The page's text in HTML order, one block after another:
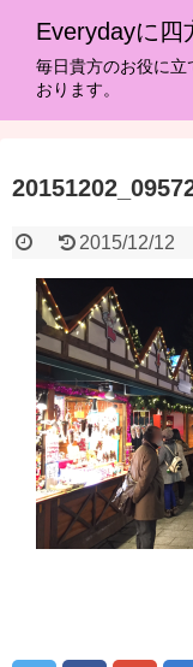
Everydayに四
毎日貴方のお役に立
おります。
2015/12/12